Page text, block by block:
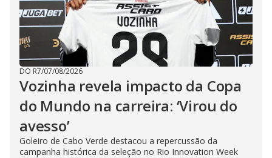
DO R7/07/08/2026
Vozinha revela impacto da Copa
do Mundo na carreira: ‘Virou do
avesso’
Goleiro de Cabo Verde destacou a repercussão da
campanha histórica da seleção no Rio Innovation Week